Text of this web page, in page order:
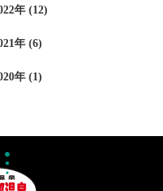
年 (12)
年 (6)
年 (1)